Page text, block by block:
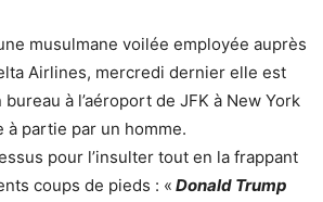
musulmane voilée employée auprès
Airlines, mercredi dernier elle est
à l’aéroport de JFK à New York
à partie par un homme.
pour l’insulter tout en la frappant
coups de pieds : « Donald Trump